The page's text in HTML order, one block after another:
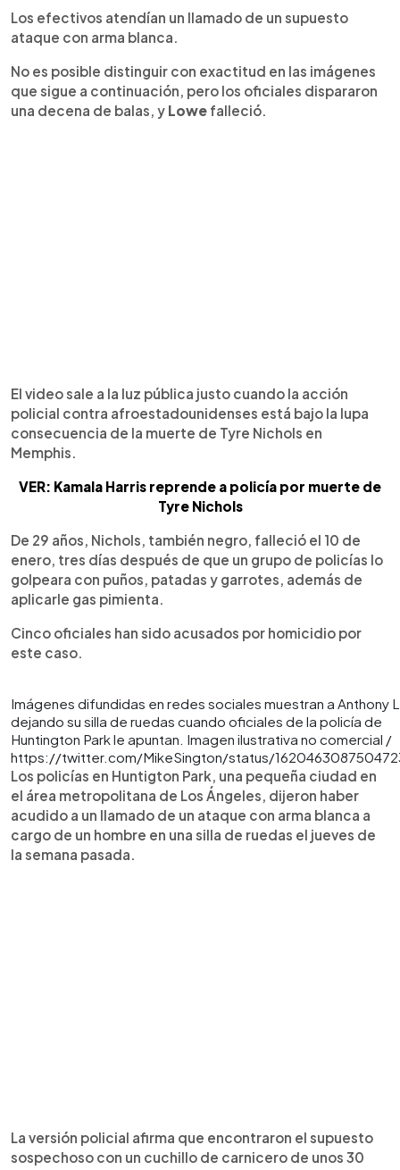
Los efectivos atendían un llamado de un supuesto
ataque con arma blanca.
No es posible distinguir con exactitud en las imágenes
que sigue a continuación, pero los oficiales dispararon
una decena de balas, y Lowe falleció.
El video sale a la luz pública justo cuando la acción
policial contra afroestadounidenses está bajo la lupa
consecuencia de la muerte de Tyre Nichols en
Memphis.
VER: Kamala Harris reprende a policía por muerte de
Tyre Nichols
De 29 años, Nichols, también negro, falleció el 10 de
enero, tres días después de que un grupo de policías lo
golpeara con puños, patadas y garrotes, además de
aplicarle gas pimienta.
Cinco oficiales han sido acusados por homicidio por
este caso.
Imágenes difundidas en redes sociales muestran a Anthony
dejando su silla de ruedas cuando oficiales de la policía de
Huntington Park le apuntan. Imagen ilustrativa no comercial /
https://twitter.com/MikeSington/status/
Los policías en Huntigton Park, una pequeña ciudad en
el área metropolitana de Los Ángeles, dijeron haber
acudido a un llamado de un ataque con arma blanca a
cargo de un hombre en una silla de ruedas el jueves de
la semana pasada.
La versión policial afirma que encontraron el supuesto
sospechoso con un cuchillo de carnicero de unos 30